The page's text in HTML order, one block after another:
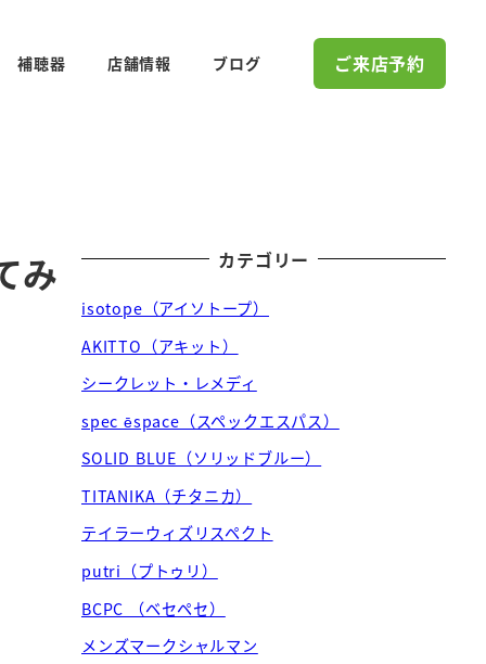
補聴器 店舗情報 ブログ ご来店予約
み カテゴリー
isotope（アイソトープ）
AKITTO（アキット）
シークレット・レメディ
spec ēspace（スペックエスパス）
SOLID BLUE（ソリッドブルー）
TITANIKA（チタニカ）
テイラーウィズリスペクト
putri（プトゥリ）
BCPC （ベセペセ）
メンズマークシャルマン